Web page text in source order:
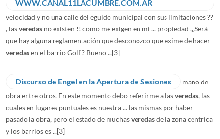
WWW.CANAL11LACUMBRE.COM.AR
velocidad y no una calle del eguido municipal con sus limitaciones ??
, lasveredas no existen !! como me exigen en mi ... propiedad ,¿Será
que hay alguna reglamentación que desconozco que exime de hacer
veredasen el barrio Golf ? Bueno ...[3]
Discurso de Engel en la Apertura de Sesiones
mano de
obra entre otros. En este momento debo referirme a lasveredas, las
cuales en lugares puntuales es nuestra ... las mismas por haber
pasado la obra, pero el estado de muchasveredasde la zona céntrica
y los barrios es ...[3]